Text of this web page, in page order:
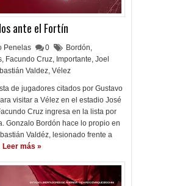
ante el Fortín
Penelas 0 Bordón,
, Facundo Cruz, Importante, Joel
Valdez, Vélez
de jugadores citados por Gustavo
visitar a Vélez en el estadio José
Cruz ingresa en la lista por
Gonzalo Bordón hace lo propio en
Valdéz, lesionado frente a
Leer más »